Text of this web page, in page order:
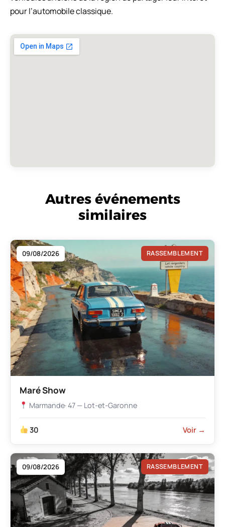
pour l’automobile classique.
Autres événements
similaires
09/08/2026 RASSEMBLEMENT
Maré Show
Marmande· 47 — Lot-et-Garonne
30 Voir →
09/08/2026 RASSEMBLEMENT